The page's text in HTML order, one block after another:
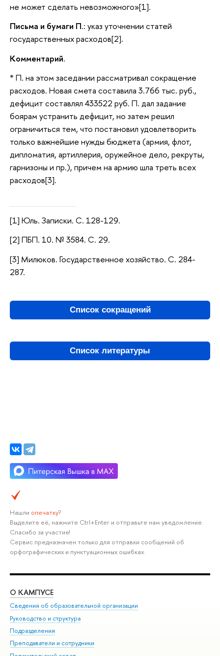
не может сделать невозможного»[1].
Письма и бумаги П.: указ уточнении статей
государственных расходов[2].
Комментарий.
* П. на этом заседании рассматривал сокращение
расходов. Новая смета составила 3.766 тыс. руб.,
дефицит составлял 433522 руб. П. дал задание
боярам устранить дефицит, но затем решил
ограничиться тем, что постановил удовлетворить
только важнейшие нужды бюджета (армия, флот,
дипломатия, артиллерия, оружейное дело, рекруты,
гарнизоны и пр.), причем на армию шла треть всех
расходов[3].
[1] Юль. Записки. С. 128-129.
[2] ПБП. 10. № 3584. С. 29.
[3] Милюков. Государственное хозяйство. С. 284-
287.
Список сокращений
Список литературы
Нашли опечатку?
Выделите её, нажмите Ctrl+Enter и отправьте нам уведомление.
Спасибо за участие!
Сервис предназначен только для отправки сообщений об
орфографических и пунктуационных ошибках.
О КАМПУСЕ
Сведения об образовательной организации
Руководство и структура
Подразделения
Преподаватели и сотрудники